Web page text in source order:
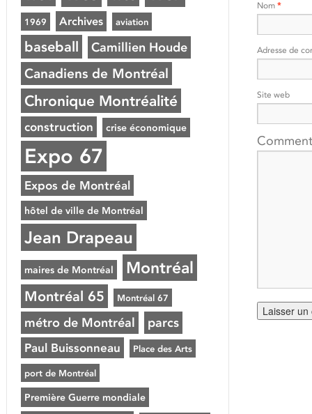
Nom *
Adresse de
Site web
1969 Archives aviation
baseball Camillien Houde
Canadiens de Montréal
Chronique Montréalité
construction crise économique
Expo 67
Expos de Montréal
hôtel de ville de Montréal
Jean Drapeau
maires de Montréal Montréal
Montréal 65 Montréal 67
métro de Montréal parcs
Paul Buissonneau Place des Arts
port de Montréal
Première Guerre mondiale